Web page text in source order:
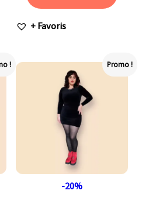
+ Favoris
! Promo !
-20%